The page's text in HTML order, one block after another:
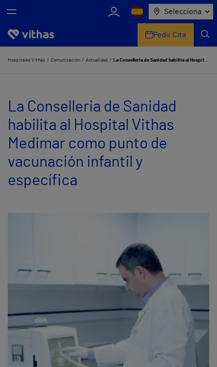
Selecciona
Nosotros
Servicios de salud
Equipo médico y asistencial
Comunicación
Pedir Cita
Hospitales Vithas Comunicación Actualidad La Conselleria de Sanidad habilita al Hospital Vithas Medimar como punto de vacunación infantil y específica
La Conselleria de Sanidad
habilita al Hospital Vithas
Medimar como punto de
vacunación infantil y
específica